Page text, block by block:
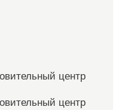
центр
центр